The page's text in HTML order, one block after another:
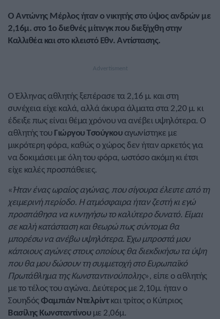
ΟΑντώνης Μέρλοςήταν ο νικητής στο ύψος ανδρών με
2,16μ. στο 1ο διεθνές μίτινγκ που διεξήχθη στην
Καλλιθέα και στο κλειστό Εθν. Αντίστασης.
Ο Έλληνας αθλητής ξεπέρασε τα 2,16 μ. και στη
συνέχεια είχε καλά, αλλά άκυρα άλματα στα 2,20 μ. κι
έδειξε πως είναι θέμα χρόνου να ανέβει υψηλότερα. Ο
αθλητής του Γιώργου Τσούγκουαγωνίστηκε με
μικρότερη φόρα, καθώς ο χώρος δεν ήταν αρκετός για
να δοκιμάσει με όλη του φόρα, ωστόσο ακόμη κι έτσι
είχε καλές προσπάθειες.
«Ήταν ένας ωραίος αγώνας, που σίγουρα έλειπε από τη
χειμερινή περίοδο. Η ατμόσφαιρα ήταν ζεστή κι εγώ
προσπάθησα να κυνηγήσω το καλύτερο δυνατό. Είμαι
σε καλή κατάσταση και θεωρώ πως σύντομα θα
μπορέσω να ανέβω υψηλότερα. Έχω μπροστά μου
κάποιους αγώνες στους οποίους θα διεκδικήσω τα ύψη
που θα μου δώσουν τη συμμετοχή στο Ευρωπαϊκό
Πρωτάθλημα της Κωνσταντινούπολης», είπε ο αθλητής
με το τέλος του αγώνα. Δεύτερος με 2,10μ. ήταν ο
ΣουηδόςΦαμπιάν Ντελρίντ και τρίτος ο Κύπριος
Βασίλης Κωνσταντίνουμε 2,06μ.